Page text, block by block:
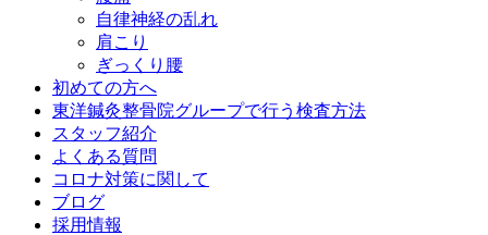
自律神経の乱れ
肩こり
ぎっくり腰
初めての方へ
東洋鍼灸整骨院グループで行う検査方法
スタッフ紹介
よくある質問
コロナ対策に関して
ブログ
採用情報